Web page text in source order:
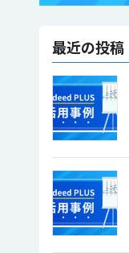
最近の投稿